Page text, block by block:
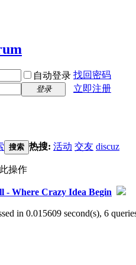
自动登录 找回密码
登录
立即注册
搜索 热搜: 活动 交友 discuz
操作
- Where Crazy Idea Begin
in 0.015609 second(s), 6